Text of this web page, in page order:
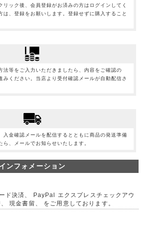
リック後、会員登録がお済みの方はログインしてく
は、登録をお願いします。登録せずに購入すること
法等をご入力いただきましたら、内容をご確認の
みください。当店より受付確認メールが自動配信さ
入金確認メールを配信するとともに商品の発送準備
ら、メールでお知らせいたします。
インフォメーション
ド決済、 PayPal エクスプレスチェックアウ
現金書留、 をご用意しております。